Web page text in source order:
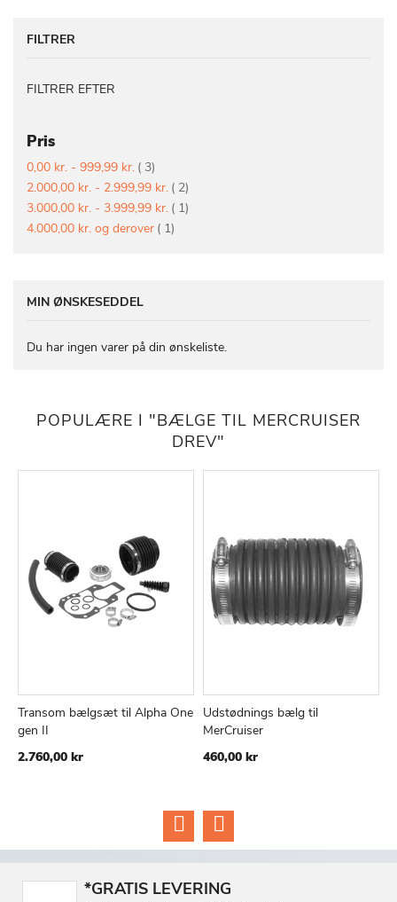
FILTRER
FILTRER EFTER
Pris
0,00 kr. - 999,99 kr. 3vare
2.000,00 kr. - 2.999,99 kr. 2vare
3.000,00 kr. - 3.999,99 kr. 1vare
4.000,00 kr. og derover 1vare
MIN ØNSKESEDDEL
Du har ingen varer på din ønskeliste.
POPULÆRE I "BÆLGE TIL MERCRUISER
DREV"
Læg i kurv
TILFØJSAMMENLIGN
Transom bælgsæt til Alpha One
gen II
2.760,00 kr
Læg i kurv
Udstødnings bælg til
MerCruiser
460,00 kr
*GRATIS LEVERING